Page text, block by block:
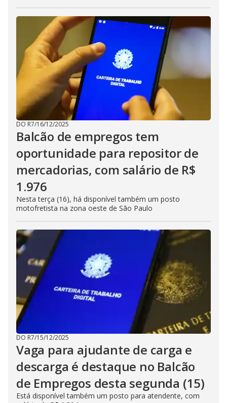
DO R7/16/12/2025
Balcão de empregos tem
oportunidade para repositor de
mercadorias, com salário de R$
1.976
Nesta terça (16), há disponível também um posto
motofretista na zona oeste de São Paulo
DO R7/15/12/2025
Vaga para ajudante de carga e
descarga é destaque no Balcão
de Empregos desta segunda (15)
Está disponível também um posto para atendente, com